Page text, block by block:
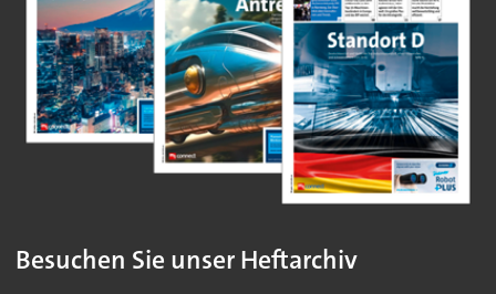
Besuchen Sie unser Heftarchiv